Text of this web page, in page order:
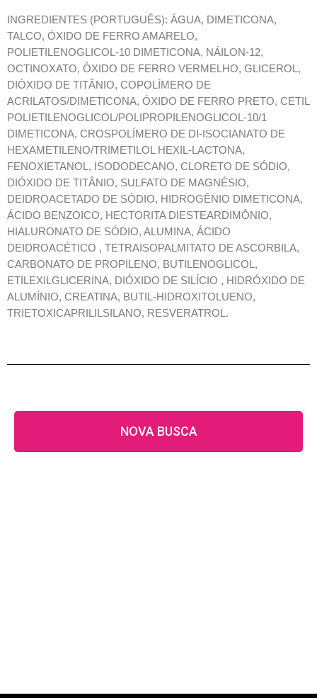
INGREDIENTES (PORTUGUÊS): ÁGUA, DIMETICONA,
TALCO, ÓXIDO DE FERRO AMARELO,
POLIETILENOGLICOL-10 DIMETICONA, NÁILON-12,
OCTINOXATO, ÓXIDO DE FERRO VERMELHO, GLICEROL,
DIÓXIDO DE TITÂNIO, COPOLÍMERO DE
ACRILATOS/DIMETICONA, ÓXIDO DE FERRO PRETO, CETIL
POLIETILENOGLICOL/POLIPROPILENOGLICOL-10/1
DIMETICONA, CROSPOLÍMERO DE DI-ISOCIANATO DE
HEXAMETILENO/TRIMETILOL HEXIL-LACTONA,
FENOXIETANOL, ISODODECANO, CLORETO DE SÓDIO,
DIÓXIDO DE TITÂNIO, SULFATO DE MAGNÉSIO,
DEIDROACETADO DE SÓDIO, HIDROGÊNIO DIMETICONA,
ÁCIDO BENZOICO, HECTORITA DIESTEARDIMÔNIO,
HIALURONATO DE SÓDIO, ALUMINA, ÁCIDO
DEIDROACÉTICO , TETRAISOPALMITATO DE ASCORBILA,
CARBONATO DE PROPILENO, BUTILENOGLICOL,
ETILEXILGLICERINA, DIÓXIDO DE SILÍCIO , HIDRÓXIDO DE
ALUMÍNIO, CREATINA, BUTIL-HIDROXITOLUENO,
TRIETOXICAPRILILSILANO, RESVERATROL.
NOVA BUSCA